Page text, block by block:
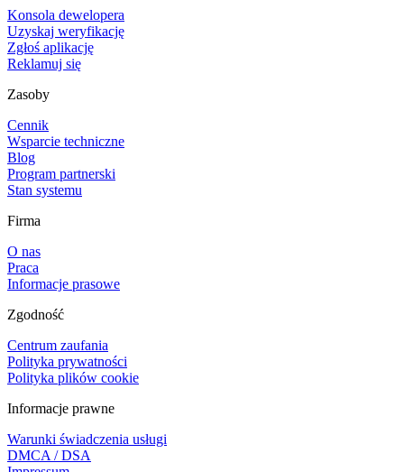
Konsola dewelopera
Uzyskaj weryfikację
Zgłoś aplikację
Reklamuj się
Zasoby
Cennik
Wsparcie techniczne
Blog
Program partnerski
Stan systemu
Firma
O nas
Praca
Informacje prasowe
Zgodność
Centrum zaufania
Polityka prywatności
Polityka plików cookie
Informacje prawne
Warunki świadczenia usługi
DMCA / DSA